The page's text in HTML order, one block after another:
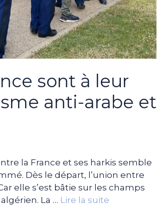
sont à leur
anti-arabe et
la France et ses harkis semble
Dès le départ, l’union entre
elle s’est bâtie sur les champs
La … Lire la suite